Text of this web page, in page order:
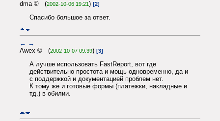
dma © (2002-10-06 19:21) [2]
Спасибо большое за ответ.
← →
Awex © (2002-10-07 09:39) [3]
А лучше использовать FastReport, вот где
действительно простота и мощь одновременно, да и
с поддержкой и документацией проблем нет.
К тому же и готовые формы (платежки, накладные и
тд.) в обилии.